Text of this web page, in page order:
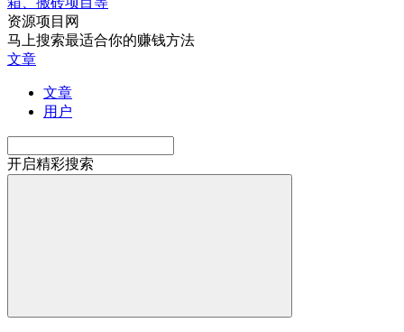
资源项目网
马上搜索最适合你的赚钱方法
文章
文章
用户
开启精彩搜索